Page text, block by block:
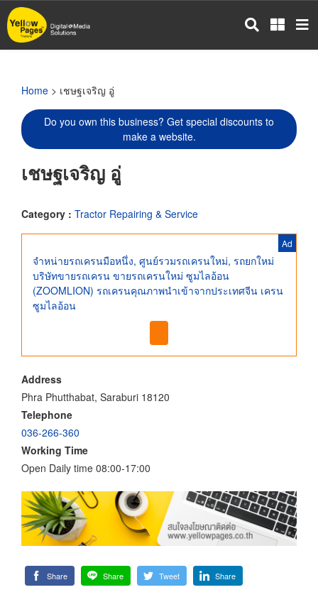
Skip
to
main
Home > เชษฐเจริญ อู่
Do you own this business? Get special discounts to
make a website.
เชษฐเจริญ อู่
Category : Tractor Repairing & Service
Ad
จำหน่ายรถเครนมือหนึ่ง, ศูนย์รวมรถเครนใหม่, รถยกใหม่
บริษัทขายรถเครน ขายรถเครนใหม่ ซูมไลอ้อน
(ZOOMLION) รถเครนคุณภาพนำเข้าจากประเทศจีน เครน
ซูมไลอ้อน
Address
Phra Phutthabat, Saraburi 18120
Telephone
036-266-360
Working Time
Open Daily time 08:00-17:00
Share Share Tweet Share